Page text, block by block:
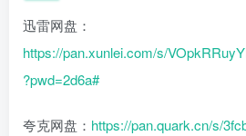
迅雷网盘：
https://pan.xunlei.com/s/
?pwd=2d6a#
夸克网盘： https://pan.quark.cn/s/